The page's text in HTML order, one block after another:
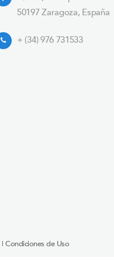
50197 Zaragoza, España
+ (34) 976 731533
|Condiciones de Uso